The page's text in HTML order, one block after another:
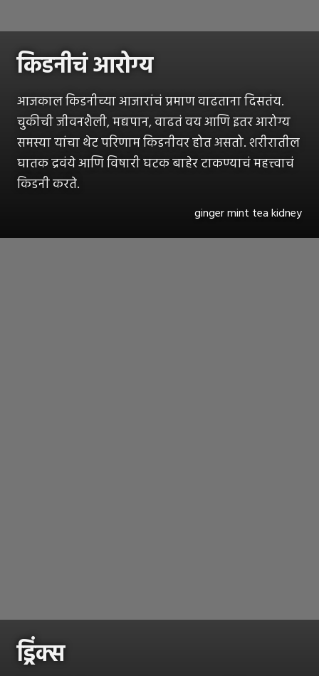
किडनीचं आरोग्य
आजकाल किडनीच्या आजारांचं प्रमाण वाढताना दिसतंय.
चुकीची जीवनशैली, मद्यपान, वाढतं वय आणि इतर आरोग्य
समस्या यांचा थेट परिणाम किडनीवर होत असतो. शरीरातील
घातक द्रवंये आणि विषारी घटक बाहेर टाकण्याचं महत्त्वाचं
किडनी करते.
ginger mint tea kidney
ड्रिंक्स